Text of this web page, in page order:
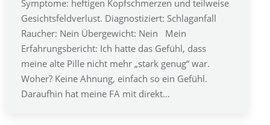
Symptome: heftigen Kopfschmerzen und teilweise
Gesichtsfeldverlust. Diagnostiziert: Schlaganfall
Raucher: Nein Übergewicht: Nein Mein
Erfahrungsbericht: Ich hatte das Gefühl, dass
meine alte Pille nicht mehr „stark genug“ war.
Woher? Keine Ahnung, einfach so ein Gefühl.
Daraufhin hat meine FA mit direkt…